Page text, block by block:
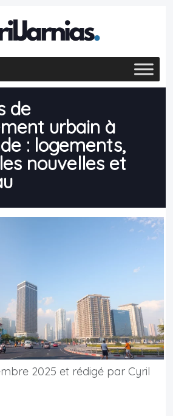
de
urbain à
: logements,
nouvelles et
2025 et rédigé par Cyril